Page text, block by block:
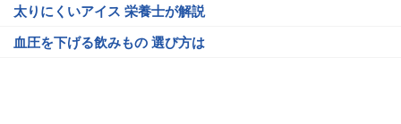
太りにくいアイス 栄養士が解説
血圧を下げる飲みもの 選び方は